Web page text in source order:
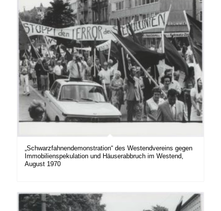
„Schwarzfahnendemonstration“ des Westendvereins gegen
Immobilienspekulation und Häuserabbruch im Westend,
August 1970